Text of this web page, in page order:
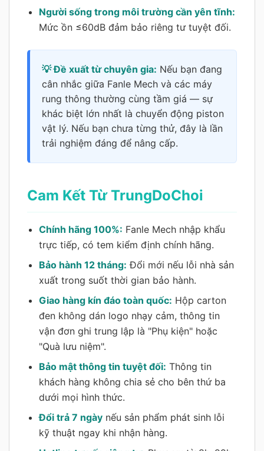
Người sống trong môi trường cần yên tĩnh:
Mức ồn ≤60dB đảm bảo riêng tư tuyệt đối.
💡 Đề xuất từ chuyên gia: Nếu bạn đang
cân nhắc giữa Fanle Mech và các máy
rung thông thường cùng tầm giá — sự
khác biệt lớn nhất là chuyển động piston
vật lý. Nếu bạn chưa từng thử, đây là lần
trải nghiệm đáng để nâng cấp.
Cam Kết Từ TrungDoChoi
Chính hãng 100%: Fanle Mech nhập khẩu
trực tiếp, có tem kiểm định chính hãng.
Bảo hành 12 tháng: Đổi mới nếu lỗi nhà sản
xuất trong suốt thời gian bảo hành.
Giao hàng kín đáo toàn quốc: Hộp carton
đen không dán logo nhạy cảm, thông tin
vận đơn ghi trung lập là "Phụ kiện" hoặc
"Quà lưu niệm".
Bảo mật thông tin tuyệt đối: Thông tin
khách hàng không chia sẻ cho bên thứ ba
dưới mọi hình thức.
Đổi trả 7 ngày nếu sản phẩm phát sinh lỗi
kỹ thuật ngay khi nhận hàng.